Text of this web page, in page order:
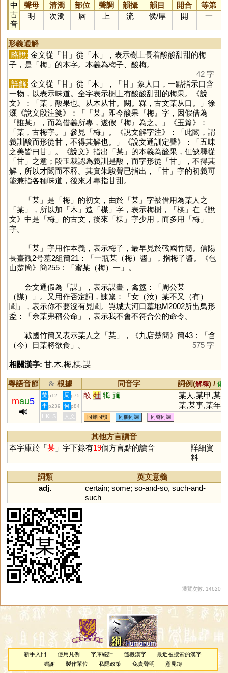
中
古
音
聲母 清濁 部位 聲調 韻攝 韻目 開合
等第
明
次濁 唇 上 流 侯/厚 開 一
形義通解
略說: 金文從「甘」從「木」，表示樹上長着酸酸甜甜的梅
子，是「梅」的本字。本義為梅子、酸梅。
42 字
詳解: 金文從「甘」從「木」，「甘」象人口，一點指示口含
一物，以表示味道。全字表示樹上有酸酸甜甜的梅果。《說
文》：「某，酸果也。从木从甘。闕。槑，古文某从口。」徐
灝《說文段注箋》：「『某』即今酸果『梅』字，因假借為
『誰某』，而為借義所專，遂假『梅』為之。」《玉篇》：
「某，古梅字。」參見「梅」。《說文解字注》：「此闕，謂
義訓酸而形從甘，不得其解也。」《說文通訓定聲》：「五味
之美皆曰甘」。《說文》指出「某」的本義為酸果，但缺釋從
「甘」之意；段玉裁認為義訓是酸，而字形從「甘」，不得其
解，所以才闕而不釋。其實朱駿聲已指出，「甘」字的初義可
能兼指各種味道，後來才專指甘甜。
「某」是「梅」的初文，由於「某」字被借用為某人之
「某」，所以加「木」造「楳」字，表示梅樹，「楳」在《說
文》中是「梅」的古文，後來「楳」字少用，而多用「梅」
字。
「某」字用作本義，表示梅子，最早見於戰國竹簡。信陽
長臺觀2号墓2組簡21：「一瓶某（梅）醬」，指梅子醬。《包
山楚簡》簡255：「蜜某（梅）一」。
金文通假為「謀」，表示謀畫，禽簋：「周公某
（謀）」。又用作否定詞，諫簋：「女（汝）某不又（有）
聞」，表示你不要沒有見聞。翼城大河口墓地M2002所出鳥形
盉：「余某弗稱公命」，表示我不會不符合公的命令。
戰國竹簡又表示某人之「某」，《九店楚簡》簡43：「含
（今）日某將欲食」。
575 字
相關漢字: 甘,木,梅,楳,謀
粵語音節 & 根據 同音字 詞例(解釋) / 備
mau5
黃 p12 周 p75 畝 牡 牳 踇
某人,某甲,某
某,某事,某年,
某月,某日,某
個,某些,某等,
某舍
李 p239 何 p84
HKLS 人文 同聲同韻 同韻同調 同聲同調
其他方言讀音
本字庫於「某」字下錄有19個方言點的讀音
詳細資
料
詞類
英文意義
adj.
certain; some; so-and-so, such-and-
such
瀏覽次數: 14620
新手入門 使用凡例 字庫統計 隨機漢字
最近被搜索的漢字
鳴謝
製作單位 私隱政策 免責聲明 意見簿